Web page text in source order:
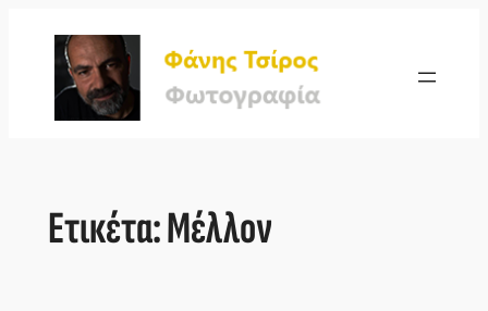
περιεχόμενο
Ετικέτα:Μέλλον